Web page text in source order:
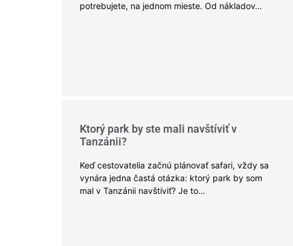
potrebujete, na jednom mieste. Od nákladov…
Ktorý park by ste mali navštíviť v
Tanzánii?
Keď cestovatelia začnú plánovať safari, vždy sa
vynára jedna častá otázka: ktorý park by som
mal v Tanzánii navštíviť? Je to…